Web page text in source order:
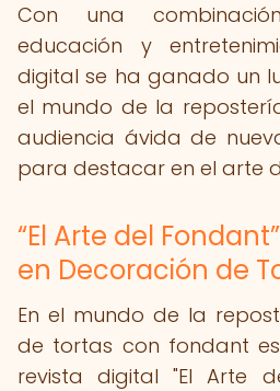
Con una
educación y
digital se ha ganado un
el mundo de la
audiencia ávida de
para destacar en el arte
“El Arte del
en Decoración de
En el mundo de la
de tortas con fondant
revista digital "El Arte